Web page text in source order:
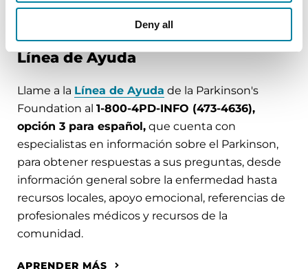
Deny all
APRENDER MÁS
Línea de Ayuda
Llame a la Línea de Ayuda de la Parkinson's
Foundation al 1-800-4PD-INFO (473-4636),
opción 3 para español, que cuenta con
especialistas en información sobre el Parkinson,
para obtener respuestas a sus preguntas, desde
información general sobre la enfermedad hasta
recursos locales, apoyo emocional, referencias de
profesionales médicos y recursos de la
comunidad.
APRENDER MÁS